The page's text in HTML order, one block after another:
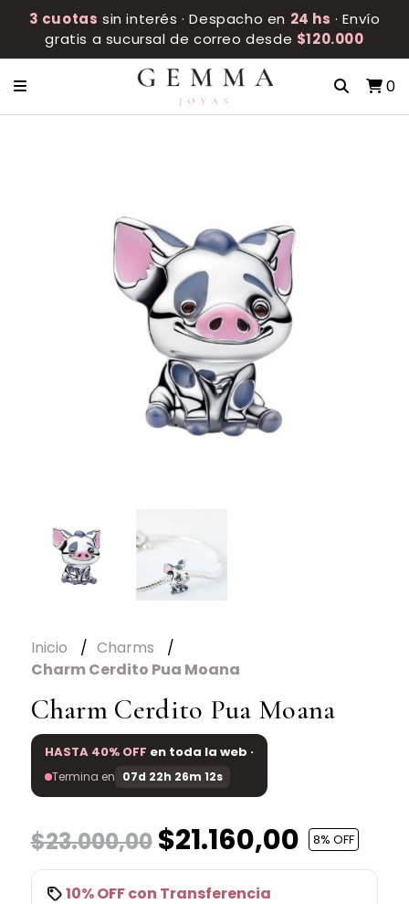
3 cuotas sin interés · Despacho en 24 hs · Envío
gratis a sucursal de correo desde $120.000
0
Inicio
Charms
Charm Cerdito Pua Moana
Charm Cerdito Pua Moana
HASTA 40% OFF en toda la web ·
Termina en 07d 22h 26m 12s
$23.000,00$21.160,00 8% OFF
10% OFFcon Transferencia